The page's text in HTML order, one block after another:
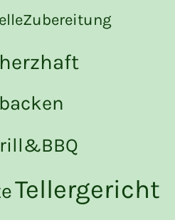
herzhaft
Tellergericht